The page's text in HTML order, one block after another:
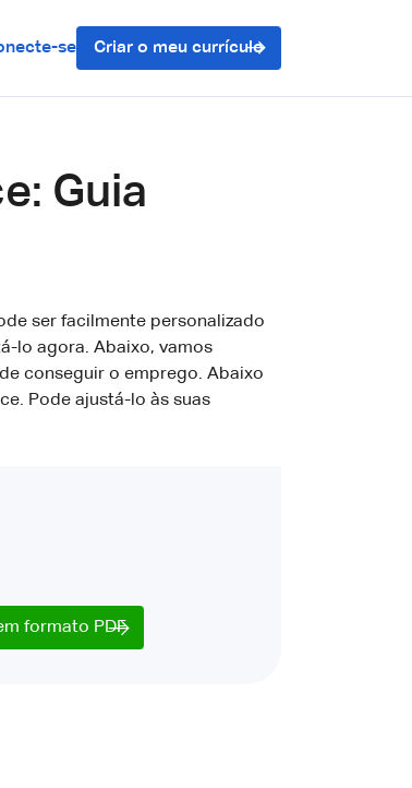
se Criar o meu currículo
Guia
ser facilmente personalizado
lo agora. Abaixo, vamos
conseguir o emprego. Abaixo
Pode ajustá-lo às suas
formato PDF